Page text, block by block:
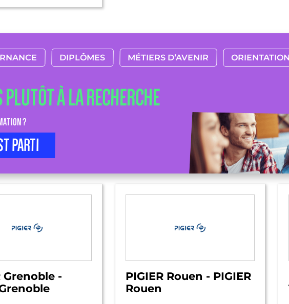
DIPLÔMES MÉTIERS D’AVENIR
PLUTÔT À LA RECHERCHE
?
PARTI
Grenoble -
PIGIER Rouen - PIGIER
Rouen